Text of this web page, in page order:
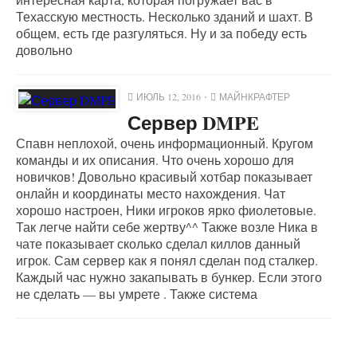
Техасскую местность. Несколько зданий и шахт. В
общем, есть где разгуляться. Ну и за победу есть
довольно
ИЮЛЬ 12, 2016 МАЙНКРАФТЕР
Сервер DMPE
Спавн неплохой, очень информационный. Кругом
команды и их описания. Что очень хорошо для
новичков! Довольно красивый хотбар показывает
онлайн и координаты место нахождения. Чат
хорошо настроен, Ники игроков ярко фиолетовые.
Так легче найти себе жертву^^ Также возле Ника в
чате показывает сколько сделал киллов данный
игрок. Сам сервер как я понял сделан под сталкер.
Каждый час нужно закапывать в бункер. Если этого
не сделать — вы умрете . Также система